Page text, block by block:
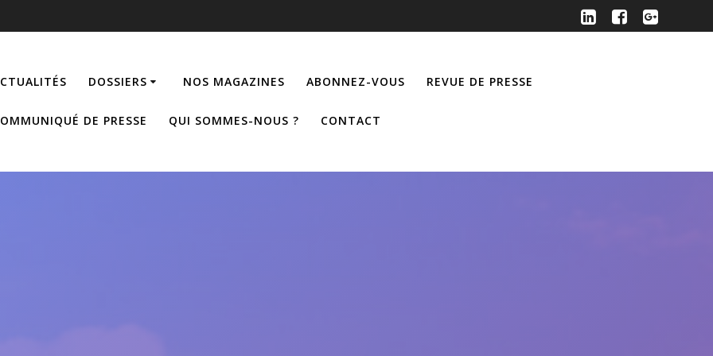
DOSSIERS NOS MAGAZINES ABONNEZ-VOUS REVUE DE PRESSE
DE PRESSE QUI SOMMES-NOUS ? CONTACT